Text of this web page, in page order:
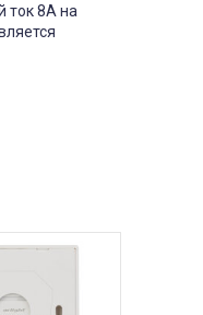
ток 8A на